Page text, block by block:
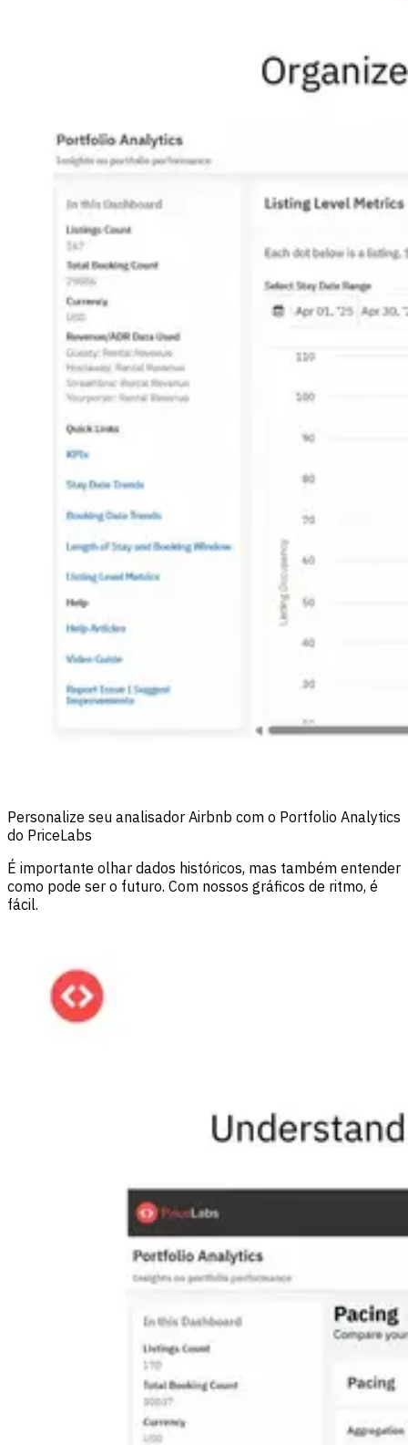
Personalize seu analisador Airbnb com o Portfolio Analytics
do PriceLabs
É importante olhar dados históricos, mas também entender
como pode ser o futuro. Com nossos gráficos de ritmo, é
fácil.